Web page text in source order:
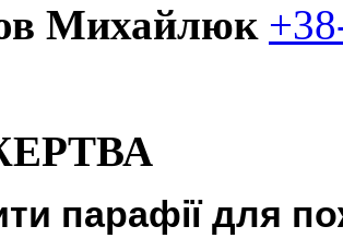
Михайлюк
парафії для